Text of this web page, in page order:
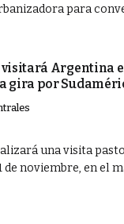
para
visitará Argentina
gira por
una visita
de noviembre, en el